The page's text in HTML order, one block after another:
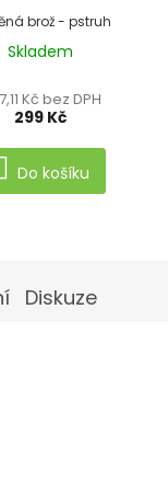
brož - pstruh
Skladem
Kč bez DPH
299 Kč
Do košíku
Diskuze